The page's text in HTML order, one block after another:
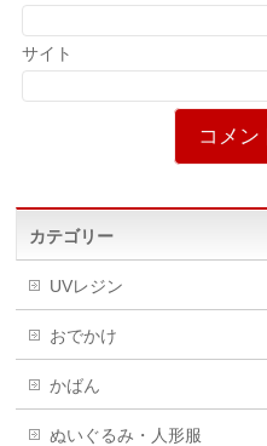
サイト
カテゴリー
UVレジン
おでかけ
かばん
ぬいぐるみ・人形服